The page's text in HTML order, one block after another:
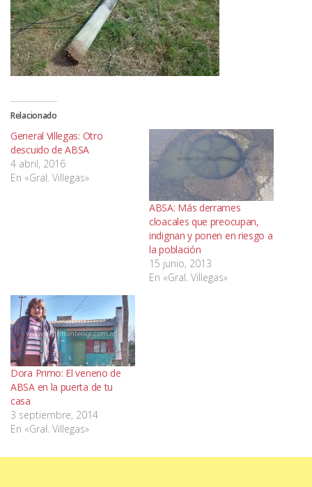
Relacionado
General Villegas: Otro
descuido de ABSA
4 abril, 2016
En «Gral. Villegas»
ABSA: Más derrames
cloacales que preocupan,
indignan y ponen en riesgo a
la población
15 junio, 2013
En «Gral. Villegas»
Dora Primo: El veneno de
ABSA en la puerta de tu
casa
3 septiembre, 2014
En «Gral. Villegas»